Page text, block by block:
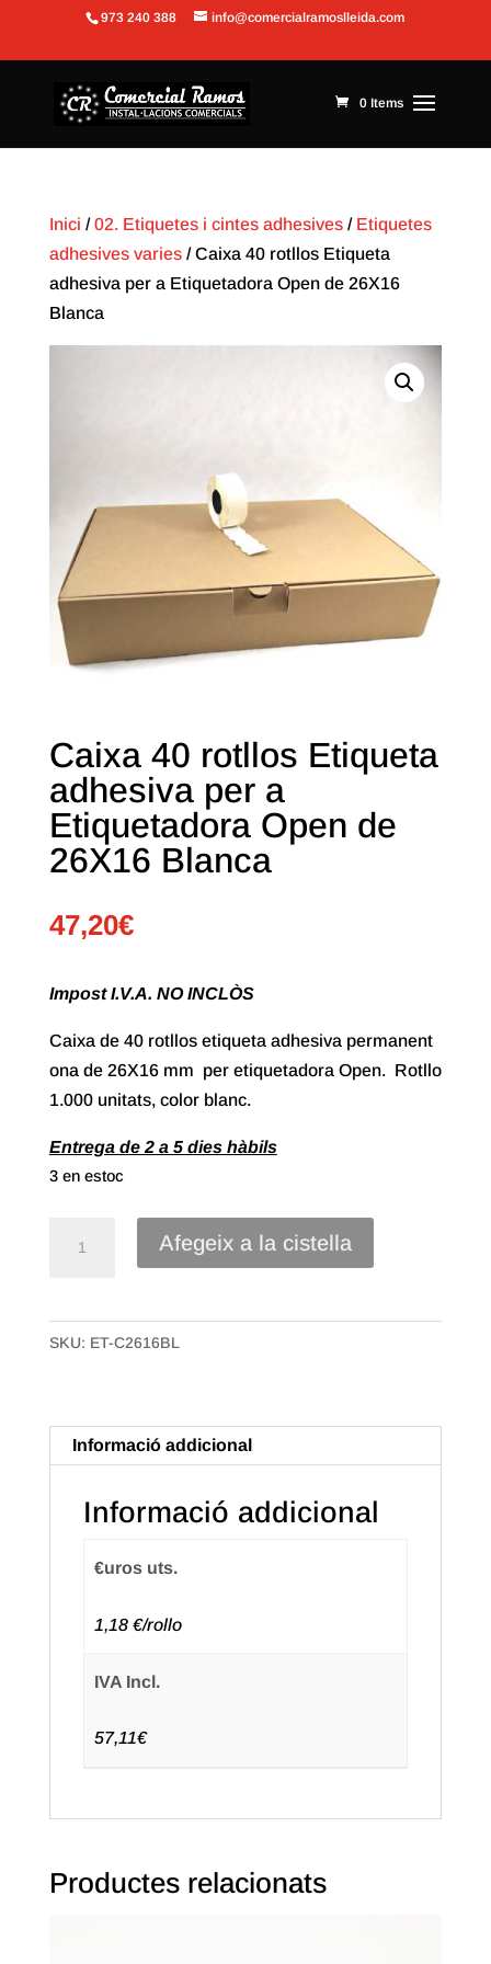
Obre la barra d'eines
973 240 388 info@comercialramoslleida.com
0 Items
Inici /02. Etiquetes i cintes adhesives/ Etiquetes
adhesives varies/ Caixa 40 rotllos Etiqueta
adhesiva per a Etiquetadora Open de 26X16
Blanca
Caixa 40 rotllos Etiqueta
adhesiva per a
Etiquetadora Open de
26X16 Blanca
47,20€
Impost I.V.A. NO INCLÒS
Caixa de 40 rotllos etiqueta adhesiva permanent
ona de 26X16 mm per etiquetadora Open. Rotllo
1.000 unitats, color blanc.
Entrega de 2 a 5 dies hàbils
3 en estoc
40
rotllos
per
a
Etiquetadora
Open
Blanca
Afegeix a la cistella
SKU: ET-C2616BL
Informació addicional
Informació addicional
€uros uts.
1,18 €/rollo
IVA Incl.
57,11€
Productes relacionats